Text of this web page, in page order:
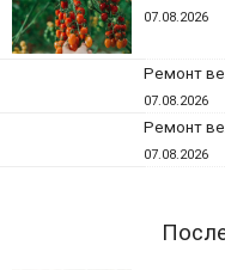
07.08.2026
Ремонт
07.08.2026
Ремонт
07.08.2026